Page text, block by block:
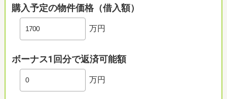
購入予定の物件価格（借入額）
万円
ボーナス1回分で返済可能額
万円